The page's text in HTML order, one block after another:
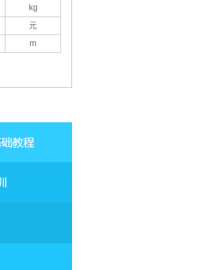
kg
元
m